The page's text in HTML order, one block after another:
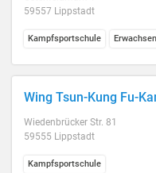
59557 Lippstadt
Kampfsportschule
Wing Tsun-Kung Fu-
Wiedenbrücker Str. 81
59555 Lippstadt
Kampfsportschule